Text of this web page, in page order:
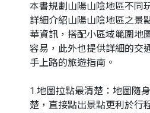
本書規劃山陽山陰地區不同
詳細介紹山陽山陰地區之景
華資訊，搭配小區域範圍地
容易，此外也提供詳細的交
手上路的旅遊指南。
1.地圖拉點最清楚：地圖隨
楚，直接點出景點更利於行